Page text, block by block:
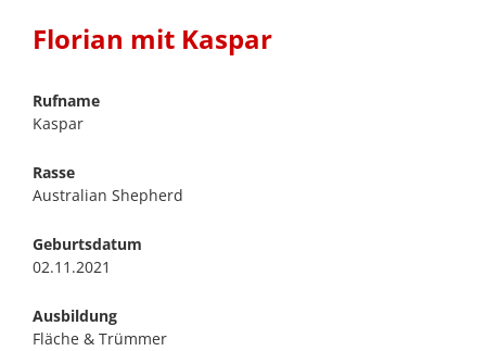
Florian mit Kaspar
Rufname
Kaspar
Rasse
Australian Shepherd
Geburtsdatum
02.11.2021
Ausbildung
Fläche & Trümmer